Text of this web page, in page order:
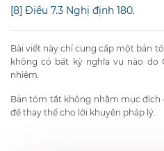
[8] Điều 7.3 Nghị định 180.
Bài viết này chỉ cung cấp một bản
không có bất kỳ nghĩa vụ nào do
nhiệm.
Bản tóm tắt không nhằm mục đích
để thay thế cho lời khuyên pháp lý.